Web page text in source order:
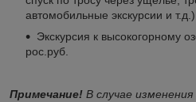
автомобильные экскурсии и т.д.)
Экскурсия к высокогорному
рос.руб.
Примечание! В случае